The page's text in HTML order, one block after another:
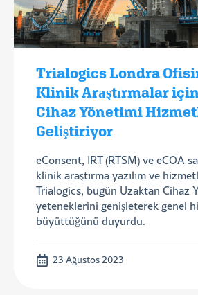
Trialogics Londra
Klinik Araştırmalar
Cihaz Yönetimi
Geliştiriyor
eConsent, IRT (RTSM) ve eCOA
klinik araştırma yazılım ve
Trialogics, bugün Uzaktan Cihaz
yeteneklerini genişleterek genel
büyüttüğünü duyurdu.
23 Ağustos 2023